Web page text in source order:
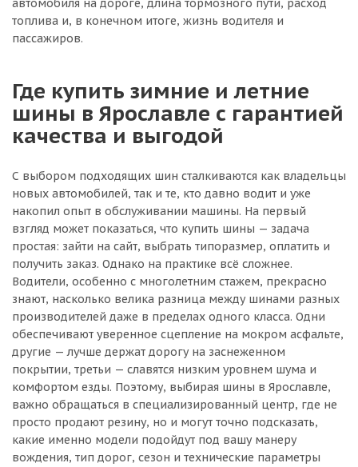
автомобиля на дороге, длина тормозного пути, расход
топлива и, в конечном итоге, жизнь водителя и
пассажиров.
Где купить зимние и летние
шины в Ярославле с гарантией
качества и выгодой
С выбором подходящих шин сталкиваются как владельцы
новых автомобилей, так и те, кто давно водит и уже
накопил опыт в обслуживании машины. На первый
взгляд может показаться, что купить шины — задача
простая: зайти на сайт, выбрать типоразмер, оплатить и
получить заказ. Однако на практике всё сложнее.
Водители, особенно с многолетним стажем, прекрасно
знают, насколько велика разница между шинами разных
производителей даже в пределах одного класса. Одни
обеспечивают уверенное сцепление на мокром асфальте,
другие — лучше держат дорогу на заснеженном
покрытии, третьи — славятся низким уровнем шума и
комфортом езды. Поэтому, выбирая шины в Ярославле,
важно обращаться в специализированный центр, где не
просто продают резину, но и могут точно подсказать,
какие именно модели подойдут под вашу манеру
вождения, тип дорог, сезон и технические параметры